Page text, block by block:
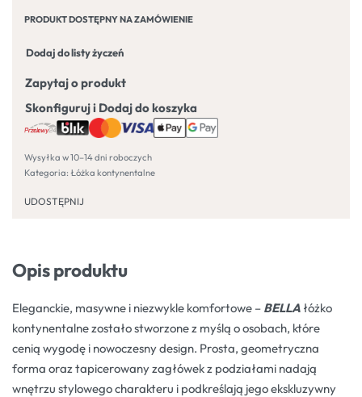
PRODUKT DOSTĘPNY NA ZAMÓWIENIE
Dodaj do listy życzeń
Zapytaj o produkt
Skonfiguruj i Dodaj do koszyka
Wysyłka w 10–14 dni roboczych
Kategoria: Łóżka kontynentalne
UDOSTĘPNIJ
Opis produktu
Eleganckie, masywne i niezwykle komfortowe – BELLA łóżko
kontynentalne zostało stworzone z myślą o osobach, które
cenią wygodę i nowoczesny design. Prosta, geometryczna
forma oraz tapicerowany zagłówek z podziałami nadają
wnętrzu stylowego charakteru i podkreślają jego ekskluzywny